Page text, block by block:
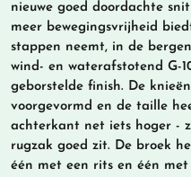
nieuwe goed doordachte
meer bewegingsvrijheid
stappen neemt, in de
wind- en waterafstotend G-
geborstelde finish. De
voorgevormd en de taille
achterkant net iets hoger -
rugzak goed zit. De broek
één met een rits en één